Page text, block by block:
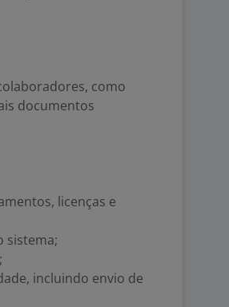
como
documentos
licenças e
sistema;
incluindo envio de